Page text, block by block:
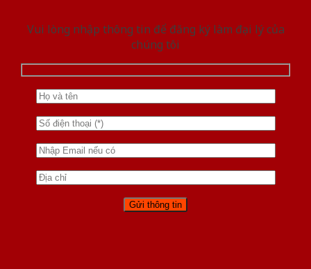
Vui lòng nhập thông tin để đăng ký làm đại lý của
chúng tôi